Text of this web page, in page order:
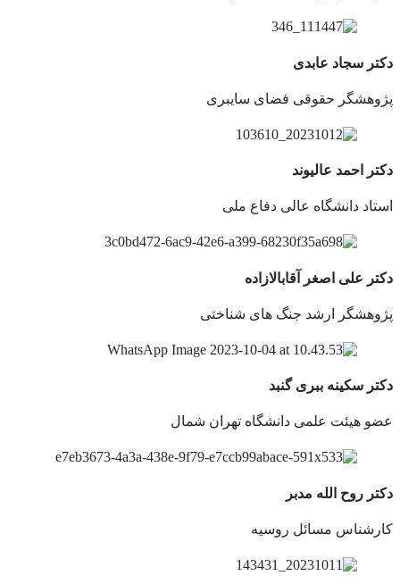
دکتر سجاد عابدی
پژوهشگر حقوقی فضای سایبری
دکتر احمد عالیوند
استاد دانشگاه عالی دفاع ملی
دکتر علی اصغر آقابالازاده
پژوهشگر ارشد جنگ های شناختی
دکتر سکینه ببری گنبد
عضو هیئت علمی دانشگاه تهران شمال
دکتر روح الله مدبر
کارشناس مسائل روسیه